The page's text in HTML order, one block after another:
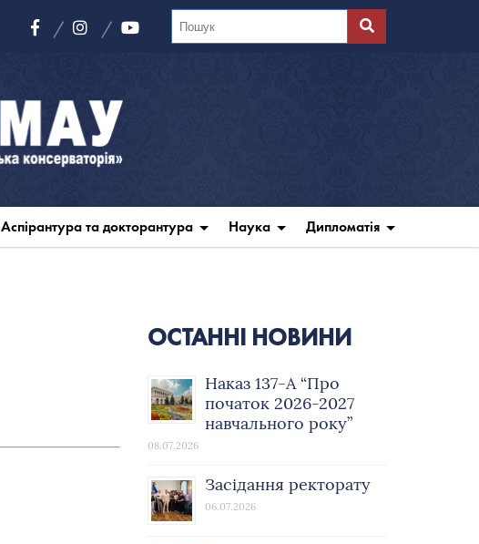
Аспірантура та докторантура Наука Дипломатія
ОСТАННІ НОВИНИ
Наказ 137-А “Про
початок 2026-2027
навчального року”
08.07.2026
Засідання ректорату
06.07.2026